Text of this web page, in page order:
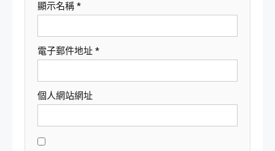
顯示名稱 *
電子郵件地址 *
個人網站網址